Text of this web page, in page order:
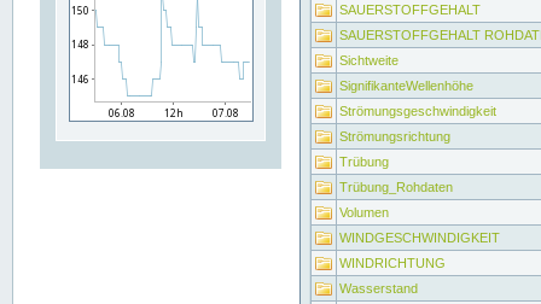
SAUERSTOFFGEHALT
SAUERSTOFFGEHALT
Sichtweite
SignifikanteWellenhöhe
Strömungsgeschwindigkeit
Strömungsrichtung
Trübung
Trübung_Rohdaten
Volumen
WINDGESCHWINDIGKEIT
WINDRICHTUNG
Wasserstand